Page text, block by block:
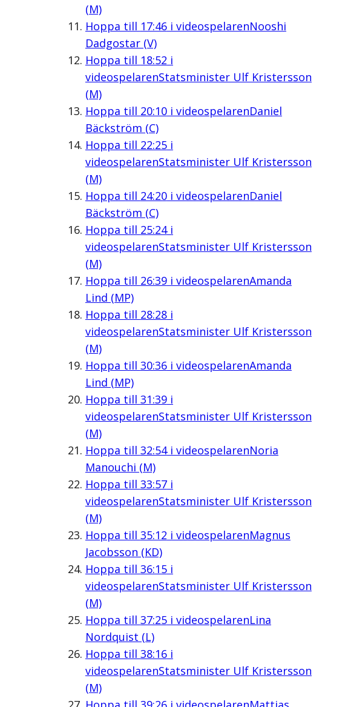
(M)
Hoppa till 17:46i videospelarenNooshi
Dadgostar (V)
Hoppa till 18:52 i
videospelarenStatsminister Ulf Kristersson
(M)
Hoppa till 20:10i videospelarenDaniel
Bäckström (C)
Hoppa till 22:25i
videospelarenStatsminister Ulf Kristersson
(M)
Hoppa till 24:20i videospelarenDaniel
Bäckström (C)
Hoppa till 25:24i
videospelarenStatsminister Ulf Kristersson
(M)
Hoppa till 26:39i videospelarenAmanda
Lind (MP)
Hoppa till 28:28i
videospelarenStatsminister Ulf Kristersson
(M)
Hoppa till 30:36i videospelarenAmanda
Lind (MP)
Hoppa till 31:39i
videospelarenStatsminister Ulf Kristersson
(M)
Hoppa till 32:54i videospelarenNoria
Manouchi (M)
Hoppa till 33:57i
videospelarenStatsminister Ulf Kristersson
(M)
Hoppa till 35:12 i videospelarenMagnus
Jacobsson (KD)
Hoppa till 36:15i
videospelarenStatsminister Ulf Kristersson
(M)
Hoppa till 37:25i videospelarenLina
Nordquist (L)
Hoppa till 38:16i
videospelarenStatsminister Ulf Kristersson
(M)